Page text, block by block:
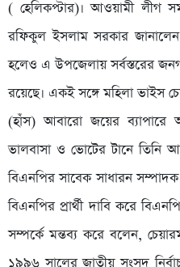
( হেলিকপ্টার)। আওয়ামী লীগ
রফিকুল ইসলাম সরকার জানালেন,
হলেও এ উপজেলায় সর্বস্তরের
রয়েছে। একই সঙ্গে মহিলা ভাইস
(হাঁস) আবারো জয়ের ব্যাপারে
ভালবাসা ও ভোটের টানে তিনি
বিএনপির সাবেক সাধারন
বিএনপির প্রার্থী দাবি করে
সম্পর্কে মন্তব্য করে বলেন,